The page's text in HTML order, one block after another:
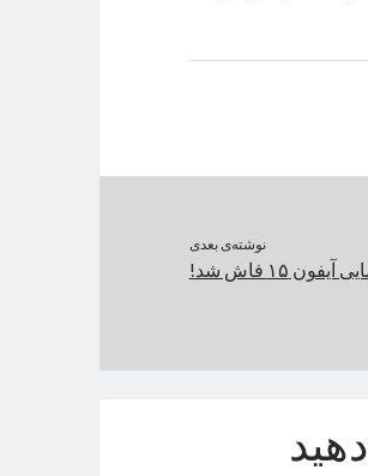
نوشته‌ی بعدی
۱۵ فاش شد!